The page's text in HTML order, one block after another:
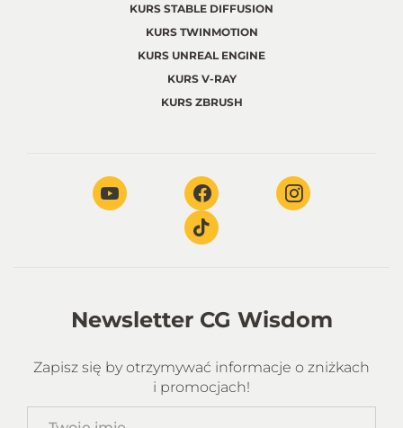
KURS STABLE DIFFUSION
KURS TWINMOTION
KURS UNREAL ENGINE
KURS V-RAY
KURS ZBRUSH
Newsletter CG Wisdom
Zapisz się by otrzymywać informacje o zniżkach
i promocjach!
Twoje